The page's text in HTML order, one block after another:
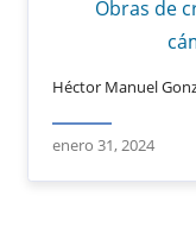
Obras de
Héctor Manuel
enero 31, 2024